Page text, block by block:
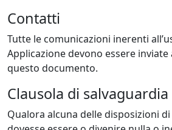
Contatti
Tutte le comunicazioni inerenti
Applicazione devono essere
questo documento.
Clausola di salvaguardia
Qualora alcuna delle disposizioni